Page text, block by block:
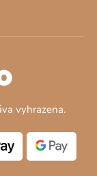
vyhrazena.